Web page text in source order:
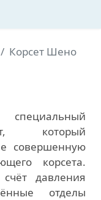
Корсет Шено
который
совершенную
корсета.
давления
отделы